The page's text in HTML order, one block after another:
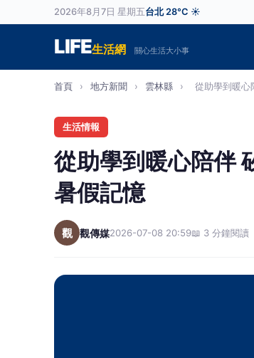
2026年8月7日 星期五台北 28°C ☀️
LIFE生活網 關心生活大小事
首頁 › 地方新聞 › 雲林縣 › 從助學到暖心
生活情報
從助學到暖心陪伴
暑假記憶
觀 觀傳媒2026-07-08 20:59📖 3 分鐘閱讀